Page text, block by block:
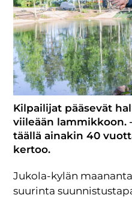
Kilpailijat pääsevät
viileään lammikkoon.
täällä ainakin 40
kertoo.
Jukola-kylän
suurinta